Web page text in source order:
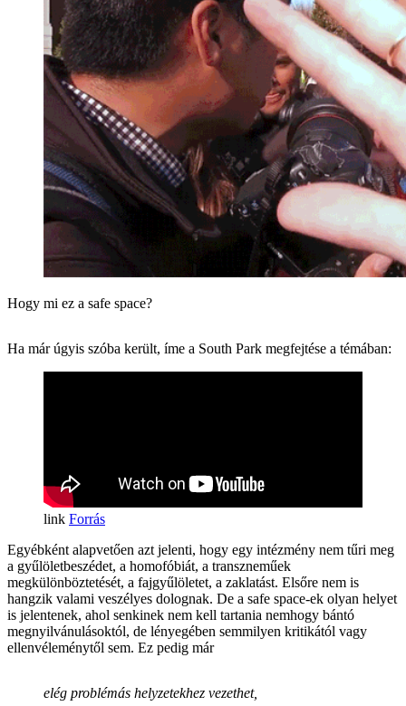
Hogy mi ez a safe space?
Ha már úgyis szóba került, íme a South Park megfejtése a témában:
Forrás
Egyébként alapvetően azt jelenti, hogy egy intézmény nem tűri meg
a gyűlöletbeszédet, a homofóbiát, a transzneműek
megkülönböztetését, a fajgyűlöletet, a zaklatást. Elsőre nem is
hangzik valami veszélyes dolognak. De a safe space-ek olyan helyet
is jelentenek, ahol senkinek nem kell tartania nemhogy bántó
megnyilvánulásoktól, de lényegében semmilyen kritikától vagy
ellenvéleménytől sem. Ez pedig már
elég problémás helyzetekhez vezethet,